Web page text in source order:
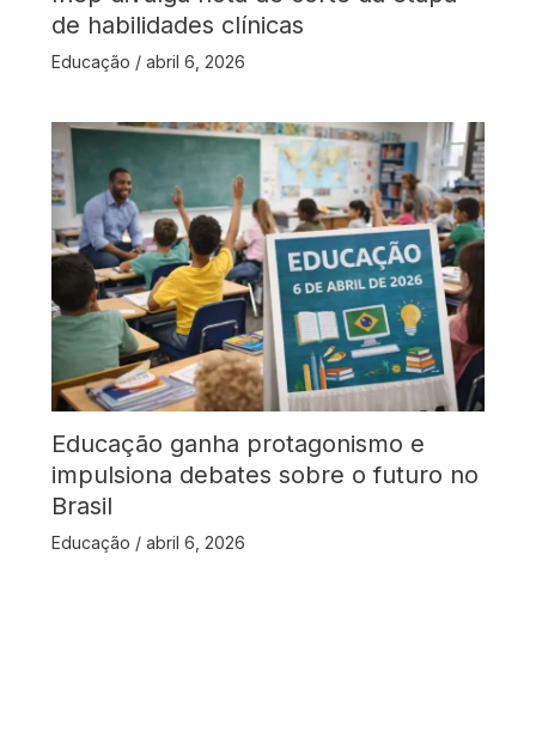
de habilidades clínicas
Educação / abril 6, 2026
Educação ganha protagonismo e
impulsiona debates sobre o futuro no
Brasil
Educação / abril 6, 2026